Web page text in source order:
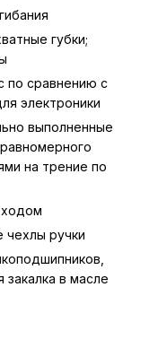
губки;
по сравнению с
электроники
выполненные
на трение по
ходом
чехлы ручки
закалка в масле